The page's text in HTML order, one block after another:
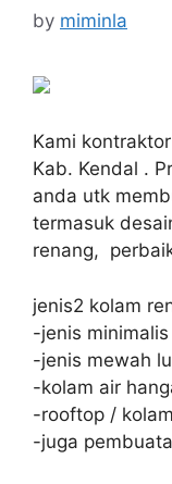
by miminla
Kami
Kab. Kendal .
anda utk
termasuk
renang,
jenis2 kolam
-jenis minimalis
-jenis mewah
-kolam air
-rooftop /
-juga